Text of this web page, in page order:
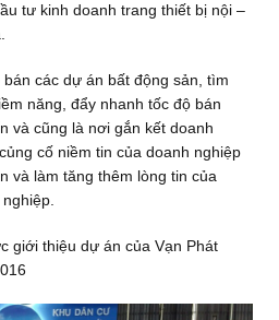
tư kinh doanh trang thiết bị nội –
các dự án bất động sản, tìm
năng, đẩy nhanh tốc độ bán
và cũng là nơi gắn kết doanh
cố niềm tin của doanh nghiệp
và làm tăng thêm lòng tin của
giới thiệu dự án của Vạn Phát